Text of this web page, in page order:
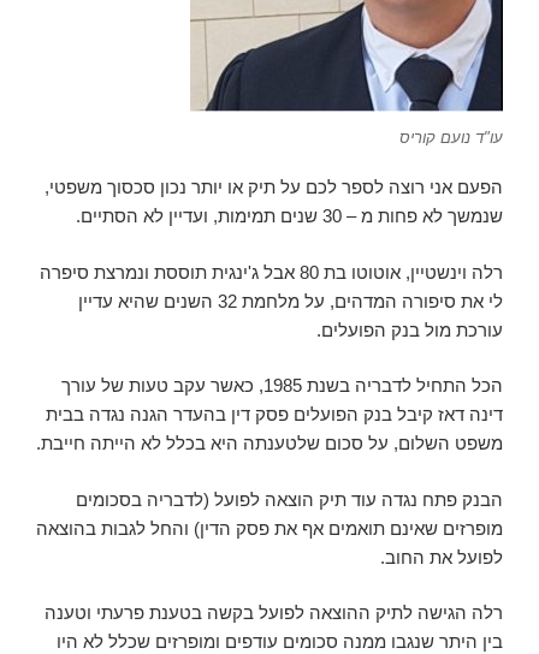
עו"ד נועם קוריס
הפעם אני רוצה לספר לכם על תיק או יותר נכון סכסוך משפטי,
שנמשך לא פחות מ – 30 שנים תמימות, ועדיין לא הסתיים.
רלה וינשטיין, אוטוטו בת 80 אבל ג'ינגית תוססת ונמרצת סיפרה
לי את סיפורה המדהים, על מלחמת 32 השנים שהיא עדיין
עורכת מול בנק הפועלים.
הכל התחיל לדבריה בשנת 1985, כאשר עקב טעות של עורך
דינה דאז קיבל בנק הפועלים פסק דין בהעדר הגנה נגדה בבית
משפט השלום, על סכום שלטענתה היא בכלל לא הייתה חייבת.
הבנק פתח נגדה עוד תיק הוצאה לפועל (לדבריה בסכומים
מופרזים שאינם תואמים אף את פסק הדין) והחל לגבות בהוצאה
לפועל את החוב.
רלה הגישה לתיק ההוצאה לפועל בקשה בטענת פרעתי וטענה
בין היתר שנגבו ממנה סכומים עודפים ומופרזים שכלל לא היו